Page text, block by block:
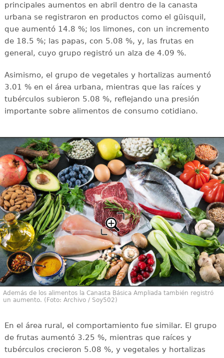
principales aumentos en abril dentro de la canasta
urbana se registraron en productos como el güisquil,
que aumentó 14.8 %; los limones, con un incremento
de 18.5 %; las papas, con 5.08 %, y, las frutas en
general, cuyo grupo registró un alza de 4.09 %.
Asimismo, el grupo de vegetales y hortalizas aumentó
3.01 % en el área urbana, mientras que las raíces y
tubérculos subieron 5.08 %, reflejando una presión
importante sobre alimentos de consumo cotidiano.
Además de los alimentos la Canasta Básica Ampliada también registró
un aumento. (Foto: Archivo / Soy502)
En el área rural, el comportamiento fue similar. El grupo
de frutas aumentó 3.25 %, mientras que raíces y
tubérculos crecieron 5.08 %, y vegetales y hortalizas